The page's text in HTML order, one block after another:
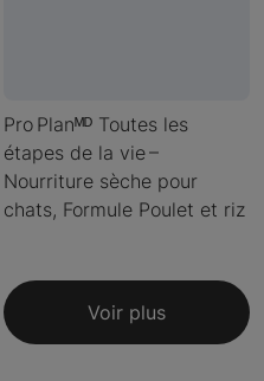
Pro Planᴹᴰ Toutes les
étapes de la vie –
Nourriture sèche pour
chats, Formule Poulet et riz
Voir plus